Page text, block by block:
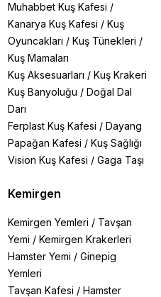
Muhabbet Kuş Kafesi /
Kanarya Kuş Kafesi / Kuş
Oyuncakları / Kuş Tünekleri /
Kuş Mamaları
Kuş Aksesuarları / Kuş Krakeri
Kuş Banyoluğu / Doğal Dal
Darı
Ferplast Kuş Kafesi / Dayang
Papağan Kafesi / Kuş Sağlığı
Vision Kuş Kafesi / Gaga Taşı
Kemirgen
Kemirgen Yemleri / Tavşan
Yemi / Kemirgen Krakerleri
Hamster Yemi / Ginepig
Yemleri
Tavşan Kafesi / Hamster